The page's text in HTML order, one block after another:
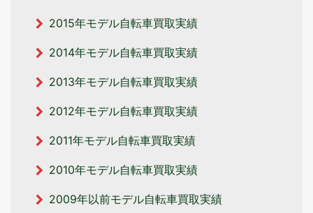
2015年モデル自転車買取実績
2014年モデル自転車買取実績
2013年モデル自転車買取実績
2012年モデル自転車買取実績
2011年モデル自転車買取実績
2010年モデル自転車買取実績
2009年以前モデル自転車買取実績